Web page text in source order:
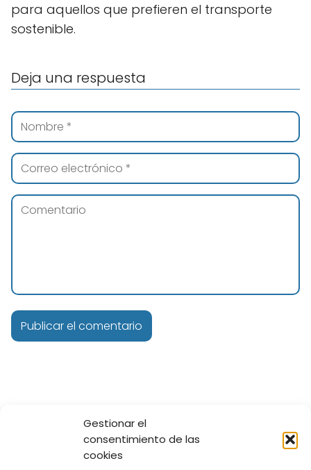
Gestionar el
consentimiento de las
cookies
para aquellos que prefieren el transporte
sostenible.
Deja una respuesta
Tren Ligero Guadalajara Línea 3 Estación Zapopan Centro